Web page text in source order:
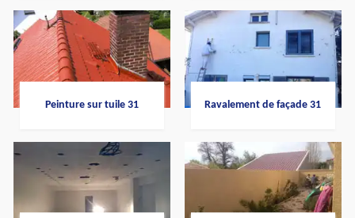
Peinture sur tuile 31 Ravalement de façade 31